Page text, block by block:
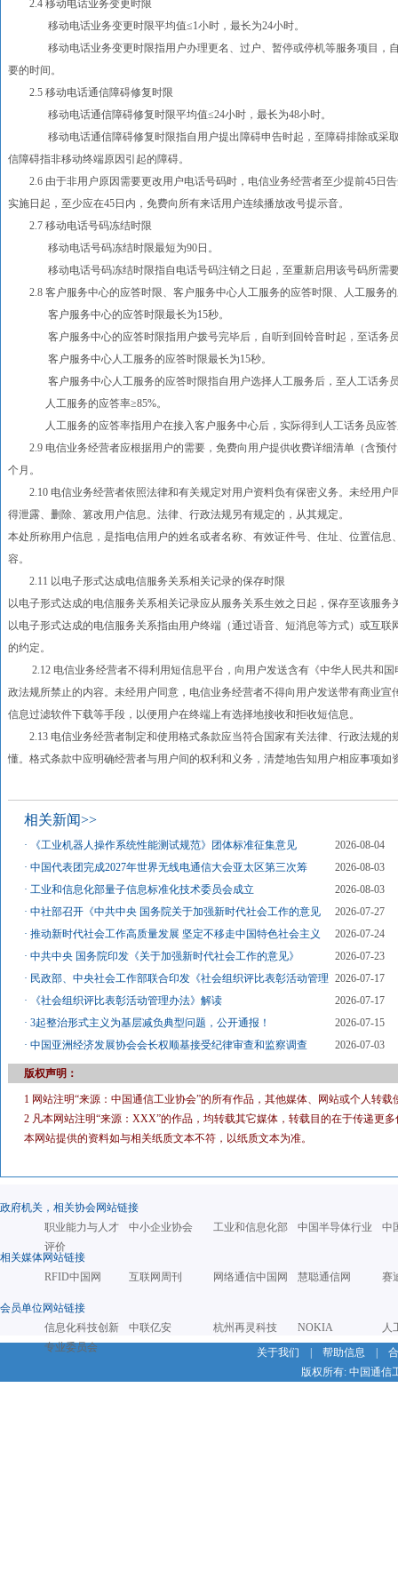
2.4 移动电话业务变更时限
移动电话业务变更时限平均值≤1小时，最长为24小时。
移动电话业务变更时限指用户办理更名、过户、暂停或停机等服务项目，自
要的时间。
2.5 移动电话通信障碍修复时限
移动电话通信障碍修复时限平均值≤24小时，最长为48小时。
移动电话通信障碍修复时限指自用户提出障碍申告时起，至障碍排除或采取
信障碍指非移动终端原因引起的障碍。
2.6 由于非用户原因需要更改用户电话号码时，电信业务经营者至少提前45日
实施日起，至少应在45日内，免费向所有来话用户连续播放改号提示音。
2.7 移动电话号码冻结时限
移动电话号码冻结时限最短为90日。
移动电话号码冻结时限指自电话号码注销之日起，至重新启用该号码所需
2.8 客户服务中心的应答时限、客户服务中心人工服务的应答时限、人工服务
客户服务中心的应答时限最长为15秒。
客户服务中心的应答时限指用户拨号完毕后，自听到回铃音时起，至话务员
客户服务中心人工服务的应答时限最长为15秒。
客户服务中心人工服务的应答时限指自用户选择人工服务后，至人工话务员
人工服务的应答率≥85%。
人工服务的应答率指用户在接入客户服务中心后，实际得到人工话务员应答
2.9 电信业务经营者应根据用户的需要，免费向用户提供收费详细清单（含预
个月。
2.10 电信业务经营者依照法律和有关规定对用户资料负有保密义务。未经用户
得泄露、删除、篡改用户信息。法律、行政法规另有规定的，从其规定。
本处所称用户信息，是指电信用户的姓名或者名称、有效证件号、住址、位置信
容。
2.11 以电子形式达成电信服务关系相关记录的保存时限
以电子形式达成的电信服务关系相关记录应从服务关系生效之日起，保存至该服务
以电子形式达成的电信服务关系指由用户终端（通过语音、短消息等方式）或互
的约定。
2.12 电信业务经营者不得利用短信息平台，向用户发送含有《中华人民共和国
政法规所禁止的内容。未经用户同意，电信业务经营者不得向用户发送带有商业
信息过滤软件下载等手段，以便用户在终端上有选择地接收和拒收短信息。
2.13 电信业务经营者制定和使用格式条款应当符合国家有关法律、行政法规的
懂。格式条款中应明确经营者与用户间的权利和义务，清楚地告知用户相应事项
相关新闻>>
· 《工业机器人操作系统性能测试规范》团体标准征集意见
2026-08-04
·中国代表团完成2027年世界无线电通信大会亚太区第三次筹
2026-08-03
·工业和信息化部量子信息标准化技术委员会成立
2026-08-03
·中社部召开《中共中央 国务院关于加强新时代社会工作的意见
2026-07-27
·推动新时代社会工作高质量发展 坚定不移走中国特色社会主义
2026-07-24
·中共中央 国务院印发《关于加强新时代社会工作的意见》
2026-07-23
· 民政部、中央社会工作部联合印发《社会组织评比表彰活动管理
2026-07-17
·
《社会组织评比表彰活动管理办法》解读
2026-07-17
·3起整治形式主义为基层减负典型问题，公开通报！
2026-07-15
·中国亚洲经济发展协会会长权顺基接受纪律审查和监察调查 2026-07-03
版权声明：
1 网站注明“来源：中国通信工业协会”的所有作品，其他媒体、网站或个人转
2 凡本网站注明“来源：XXX”的作品，均转载其它媒体，转载目的在于传递更
本网站提供的资料如与相关纸质文本不符，以纸质文本为准。
政府机关，相关协会网站链接
职业能力与人才
评价
中小企业协会 工业和信息化部 中国半导体行业 中
相关媒体网站链接
RFID中国网
互联网周刊 网络通信中国网 慧聪通信网 赛
会员单位网站链接
信息化科技创新
专业委员会
中联亿安 杭州再灵科技 NOKIA
人
关于我们
帮助信息
版权所有: 中国通信